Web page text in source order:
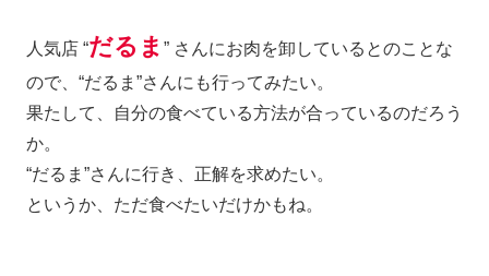
人気店 “だるま ” さんにお肉を卸しているとのことな
ので、“だるま”さんにも行ってみたい。
果たして、自分の食べている方法が合っているのだろう
か。
“だるま”さんに行き、正解を求めたい。
というか、ただ食べたいだけかもね。